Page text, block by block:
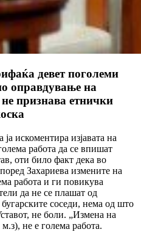
девет поголеми
оправдување на
признава етнички
искоментира изјавата на
работа да се впишат
оти било факт дека во
Захариева измените на
работа и ги повикува
да не се плашат од
соседи, нема од што
не боли. „Измена на
не е голема работа.